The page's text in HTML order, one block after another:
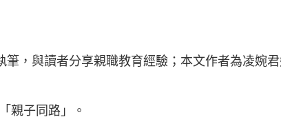
，與讀者分享親職教育經驗；本文作者為凌婉
親子同路」。